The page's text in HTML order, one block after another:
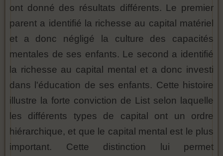
ont donné des résultats différents. Le premier
parent a identifié la richesse au capital matériel
et a donc négligé la culture des capacités
mentales de ses enfants. Le second a identifié
la richesse au capital mental et a donc investi
dans l'éducation de ses enfants. Cette histoire
illustre la forte conviction de List selon laquelle
les différents types de capital ont un ordre
hiérarchique, et que le capital mental est le plus
important. Cette distinction lui permet